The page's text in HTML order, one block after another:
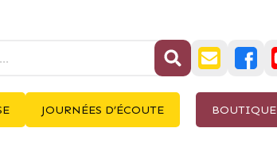
JOURNÉES D’ÉCOUTE BOUTIQUE